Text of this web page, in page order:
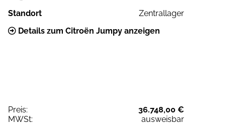
Standort
Zentrallager
Details zum Citroën Jumpy anzeigen
Preis:
36.748,00 €
MWSt:
ausweisbar